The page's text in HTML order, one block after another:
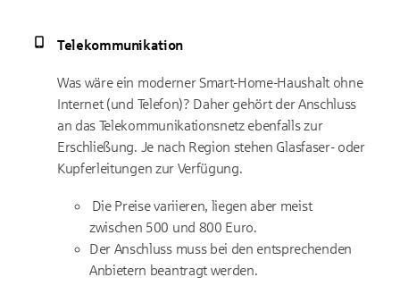
Telekommunikation
Was wäre ein moderner Smart-Home-Haushalt ohne
Internet (und Telefon)? Daher gehört der Anschluss
an das Telekommunikationsnetz ebenfalls zur
Erschließung. Je nach Region stehen Glasfaser- oder
Kupferleitungen zur Verfügung.
Die Preise variieren, liegen aber meist
zwischen 500 und 800 Euro.
Der Anschluss muss bei den entsprechenden
Anbietern beantragt werden.